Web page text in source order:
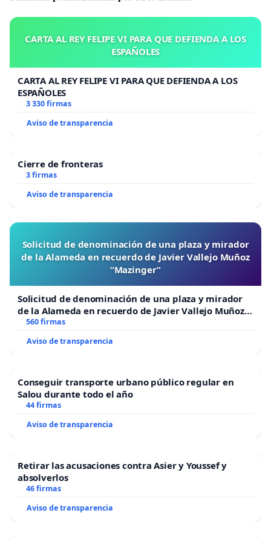
CARTA AL REY FELIPE VI PARA QUE DEFIENDA A LOS
ESPAÑOLES
CARTA AL REY FELIPE VI PARA QUE DEFIENDA A LOS
ESPAÑOLES
3 330 firmas
Aviso de transparencia
Cierre de fronteras
3 firmas
Aviso de transparencia
Solicitud de denominación de una plaza y mirador
de la Alameda en recuerdo de Javier Vallejo Muñoz
“Mazinger”
Solicitud de denominación de una plaza y mirador
de la Alameda en recuerdo de Javier Vallejo Muñoz
“Mazinger”
560 firmas
Aviso de transparencia
Conseguir transporte urbano público regular en
Salou durante todo el año
44 firmas
Aviso de transparencia
Retirar las acusaciones contra Asier y Youssef y
absolverlos
46 firmas
Aviso de transparencia